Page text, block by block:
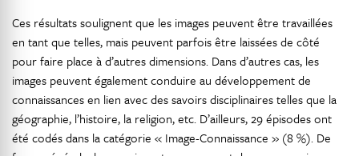
Ces résultats soulignent que les images peuvent être travaillées
en tant que telles, mais peuvent parfois être laissées de côté
pour faire place à d’autres dimensions. Dans d’autres cas, les
images peuvent également conduire au développement de
connaissances en lien avec des savoirs disciplinaires telles que la
géographie, l’histoire, la religion, etc. D’ailleurs, 29 épisodes ont
été codés dans la catégorie « Image-Connaissance » (8 %). De